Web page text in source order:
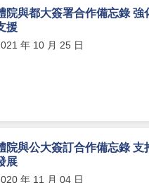
院與都大簽署合作備忘錄 強
援
年 10 月 25 日
院與公大簽訂合作備忘錄 支
展
年 11 月 04 日